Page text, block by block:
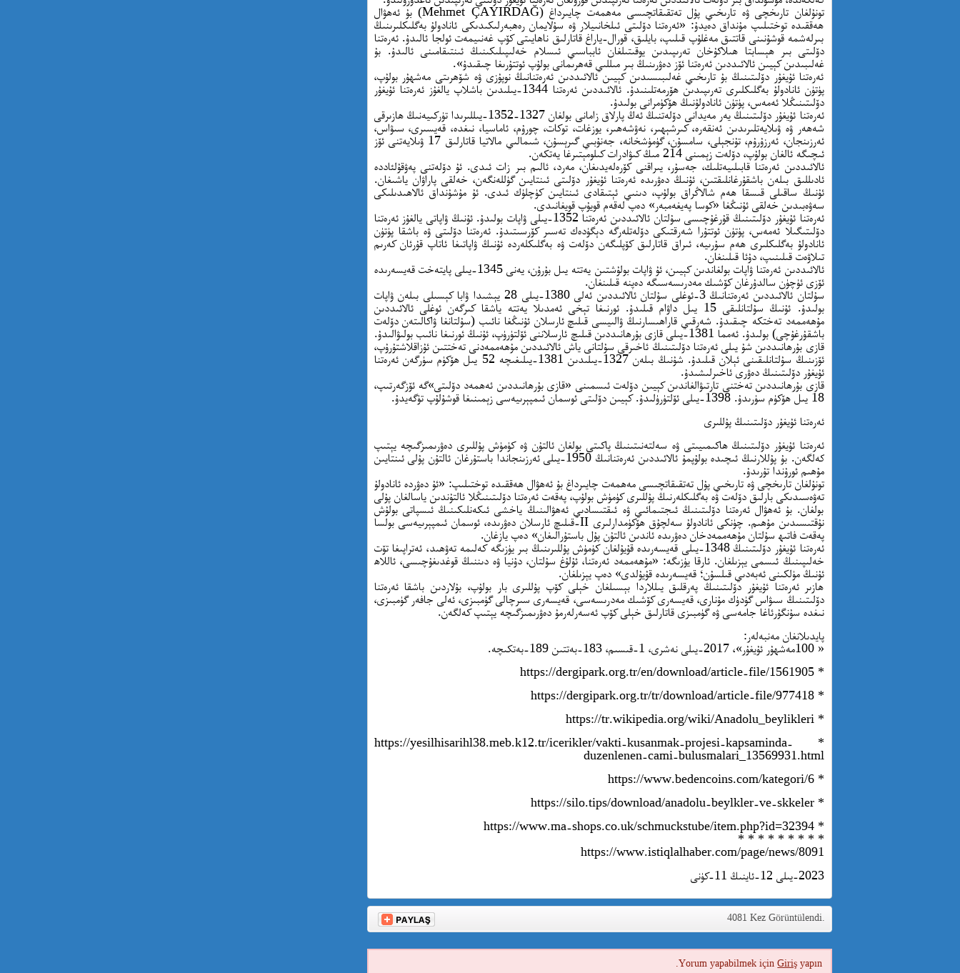
تونۇلغان تارىخچى ۋە تارىخىي پۇل تەتقىقاتچىسى مەھمەت چايىرداغ (Mehmet ÇAYIRDAĞ) بۇ ئەھۋال
ھەققىدە توختىلىپ مۇنداق دەيدۇ: «ئەرەتنا دۆلىتى ئىلخانىيلار ۋە سۇلايمان رەھبەرلىكىدىكى ئانادولۇ بەگلىكلىرىنىڭ
بىرلەشمە قوشۇنىنى قاتتىق مەغلۇپ قىلىپ، بايلىق، قورال-ياراغ قاتارلىق ناھايىتى كۆپ غەنىيمەت ئولجا ئالىدۇ. ئەرەتنا
دۆلىتى بىر ھېسابتا ھىلاكۇخان تەرىپىدىن يوقىتىلغان ئابباسىي ئىسلام خەلىپىلىكىنىڭ ئىنتىقامىنى ئالىدۇ. بۇ
غەلىبىدىن كېيىن ئالائىددىن ئەرەتنا ئۆز دەۋرىنىڭ بىر مىللىي قەھرىمانى بولۇپ ئوتتۇرىغا چىقىدۇ».
ئەرەتنا ئۇيغۇر دۆلىتىنىڭ بۇ تارىخىي غەلىبىسىدىن كېيىن ئالائىددىن ئەرەتنانىڭ نوپۇزى ۋە شۆھرىتى مەشھۇر بولۇپ،
پۈتۈن ئانادولۇ بەگلىكلىرى تەرىپىدىن ھۆرمەتلىنىدۇ. ئالائىددىن ئەرەتنا 1344-يىلىدىن باشلاپ يالغۇز ئەرەتنا ئۇيغۇر
دۆلىتىنىڭلا ئەمەس، پۈتۈن ئانادولۇنىڭ ھۆكۈمرانى بولىدۇ.
ئەرەتنا ئۇيغۇر دۆلىتىنىڭ يەر مەيدانى دۆلەتنىڭ ئەڭ پارلاق زامانى بولغان 1327-1352-يىللىرىدا تۈركىيەنىڭ ھازىرقى
شەھەر ۋە ۋىلايەتلىرىدىن ئەنقەرە، كىرشېھىر، نەۋشەھىر، يوزغات، توكات، چورۇم، ئاماسيا، نىغدە، قەيسىرى، سىۋاس،
ئەرزىنجان، ئەرزۇرۇم، تۇنجېلى، سامسۇن، گۈمۈشخانە، جەنۇبىي گىرېسۇن، شىمالىي مالاتيا قاتارلىق 17 ۋىلايەتنى ئۆز
ئىچىگە ئالغان بولۇپ، دۆلەت زېمىنى 214 مىڭ كىۋادرات كىلومېتىرغا يەتكەن.
ئالائىددىن ئەرەتنا قابىلىيەتلىك، جەسۇر، يىراقنى كۆرەلەيدىغان، مەرد، ئالىم بىر زات ئىدى. ئۇ دۆلەتنى پەۋقۇلئاددە
ئادىللىق بىلەن باشقۇرغانلىقتىن، ئۇنىڭ دەۋرىدە ئەرەتنا ئۇيغۇر دۆلىتى ئىنتايىن گۈللەنگەن، خەلقى پاراۋان ياشىغان.
ئۇنىڭ ساقىلى قىسقا ھەم شالاڭراق بولۇپ، دىنىي ئېتىقادى ئىنتايىن كۈچلۈك ئىدى. ئۇ مۇشۇنداق ئالاھىدىلىكى
سەۋەبىدىن خەلقى ئۇنىڭغا «كوسا پەيغەمبەر» دەپ لەقەم قويۇپ قويغانىدى.
ئەرەتنا ئۇيغۇر دۆلىتىنىڭ قۇرغۇچىسى سۇلتان ئالائىددىن ئەرەتنا 1352-يىلى ۋاپات بولىدۇ. ئۇنىڭ ۋاپاتى يالغۇز ئەرەتنا
دۆلىتىگىلا ئەمەس، پۈتۈن ئوتتۇرا شەرقتىكى دۆلەتلەرگە دېگۈدەك تەسىر كۆرسىتىدۇ. ئەرەتنا دۆلىتى ۋە باشقا پۈتۈن
ئانادولۇ بەگلىكلىرى ھەم سۇرىيە، ئىراق قاتارلىق كۆپلىگەن دۆلەت ۋە بەگلىكلەردە ئۇنىڭ ۋاپاتىغا ئاتاپ قۇرئان كەرىم
تىلاۋەت قىلىنىپ، دۇئا قىلىنغان.
ئالائىددىن ئەرەتنا ۋاپات بولغاندىن كېيىن، ئۇ ۋاپات بولۇشتىن يەتتە يىل بۇرۇن، يەنى 1345-يىلى پايتەخت قەيسەرىدە
ئۆزى ئۈچۈن سالدۇرغان كۆشىك مەدرىسەسىگە دەپنە قىلىنغان.
سۇلتان ئالائىددىن ئەرەتنانىڭ 3-ئوغلى سۇلتان ئالائىددىن ئەلى 1380-يىلى 28 يېشىدا ۋابا كېسىلى بىلەن ۋاپات
بولىدۇ. ئۇنىڭ سۇلتانلىقى 15 يىل داۋام قىلىدۇ. ئورنىغا تېخى ئەمدىلا يەتتە ياشقا كىرگەن ئوغلى ئالائىددىن
مۇھەممەد تەختكە چىقىدۇ. شەرقىي قاراھىسارنىڭ ۋالىيسى قىلىچ ئارسلان ئۇنىڭغا نائىب (سۇلتانغا ۋاكالىتەن دۆلەت
باشقۇرغۇچى) بولىدۇ. ئەمما 1381-يىلى قازى بۇرھانىددىن قىلىچ ئارسلاننى ئۆلتۈرۈپ، ئۇنىڭ ئورنىغا نائىب بولىۋالىدۇ.
قازى بۇرھانىددىن شۇ يىلى ئەرەتنا دۆلىتىنىڭ ئاخىرقى سۇلتانى ياش ئالائىددىن مۇھەممەدنى تەختتىن ئۇزاقلاشتۇرۇپ،
ئۆزىنىڭ سۇلتانلىقىنى ئېلان قىلىدۇ. شۇنىڭ بىلەن 1327-يىلىدىن 1381-يىلىغىچە 52 يىل ھۆكۈم سۈرگەن ئەرەتنا
ئۇيغۇر دۆلىتىنىڭ دەۋرى ئاخىرلىشىدۇ.
قازى بۇرھانىددىن تەختنى تارتىۋالغاندىن كېيىن دۆلەت ئىسمىنى «قازى بۇرھانىددىن ئەھمەد دۆلىتى»گە ئۆزگەرتىپ،
18 يىل ھۆكۈم سۈرىدۇ. 1398-يىلى ئۆلتۈرۈلىدۇ. كېيىن دۆلىتى ئوسمان ئىمپېرىيەسى زېمىنىغا قوشۇلۇپ تۈگەيدۇ.
ئەرەتنا ئۇيغۇر دۆلىتىنىڭ پۇللىرى
ئەرەتنا ئۇيغۇر دۆلىتىنىڭ ھاكىمىيىتى ۋە سەلتەنىتىنىڭ پاكىتى بولغان ئالتۇن ۋە كۈمۈش پۇللىرى دەۋرىمىزگىچە يېتىپ
كەلگەن. بۇ پۇللارنىڭ ئىچىدە بولۇپمۇ ئالائىددىن ئەرەتنانىڭ 1950-يىلى ئەرزىنجاندا باستۇرغان ئالتۇن پۇلى ئىنتايىن
مۇھىم ئورۇندا تۇرىدۇ.
تونۇلغان تارىخچى ۋە تارىخىي پۇل تەتقىقاتچىسى مەھمەت چايىرداغ بۇ ئەھۋال ھەققىدە توختىلىپ: «ئۇ دەۋردە ئانادولۇ
تەۋەسىدىكى بارلىق دۆلەت ۋە بەگلىكلەرنىڭ پۇللىرى كۈمۈش بولۇپ، پەقەت ئەرەتنا دۆلىتىنىڭلا ئالتۇندىن ياسالغان پۇلى
بولغان. بۇ ئەھۋال ئەرەتنا دۆلىتىنىڭ ئىجتىمائىي ۋە ئىقتىسادىي ئەھۋالىنىڭ ياخشى ئىكەنلىكىنىڭ ئىسپاتى بولۇش
نۇقتىسىدىن مۇھىم. چۈنكى ئانادولۇ سەلچۇق ھۆكۈمدارلىرى II-قىلىچ ئارسلان دەۋرىدە، ئوسمان ئىمپېرىيەسى بولسا
پەقەت فاتىھ سۇلتان مۇھەممەدخان دەۋرىدە ئاندىن ئالتۇن پۇل باستۇرالىغان» دەپ يازغان.
ئەرەتنا ئۇيغۇر دۆلىتىنىڭ 1348-يىلى قەيسەرىدە قۇيۇلغان كۈمۈش پۇللىرىنىڭ بىر يۈزىگە كەلىمە تەۋھىد، ئەتراپىغا تۆت
خەلىپىنىڭ ئىسمى يېزىلغان. ئارقا يۈزىگە: «مۇھەممەد ئەرەتنا، ئۇلۇغ سۇلتان، دۇنيا ۋە دىننىڭ قوغدىغۇچىسى، ئاللاھ
ئۇنىڭ مۈلكىنى ئەبەدىي قىلسۇن؛ قەيسەرىدە قۇيۇلدى» دەپ يېزىلغان.
ھازىر ئەرەتنا ئۇيغۇر دۆلىتىنىڭ پەرقلىق يىللاردا بېسىلغان خېلى كۆپ پۇللىرى بار بولۇپ، بۇلاردىن باشقا ئەرەتنا
دۆلىتىنىڭ سىۋاس گۈدۈك مۇنارى، قەيسەرى كۆشىك مەدرىسەسى، قەيسەرى سىرچالى گۈمبىزى، ئەلى جافەر گۈمبىزى،
نىغدە سۇنگۇرئاغا جامەسى ۋە گۈمبىزى قاتارلىق خېلى كۆپ ئەسەرلەرمۇ دەۋرىمىزگىچە يېتىپ كەلگەن.
پايدىلانغان مەنبەلەر:
« 100مەشھۇر ئۇيغۇر»، 2017-يىلى نەشرى، 1-قىسىم، 183-بەتتىن 189-بەتكىچە.
* https://dergipark.org.tr/en/download/article-file/1561905
* https://dergipark.org.tr/tr/download/article-file/977418
* https://tr.wikipedia.org/wiki/Anadolu_beylikleri
* https://yesilhisarihl38.meb.k12.tr/icerikler/vakti-kusanmak-projesi-kapsaminda-
duzenlenen-cami-bulusmalari_13569931.html
* https://www.bedencoins.com/kategori/6
* https://silo.tips/download/anadolu-beylkler-ve-skkeler
* https://www.ma-shops.co.uk/schmuckstube/item.php?id=32394
* * * * * * * * *
https://www.istiqlalhaber.com/page/news/8091
2023-يىلى 12-ئاينىڭ 11-كۈنى
4081 Kez Görüntülendi.
Yorum yapabilmek içinGiriş yapın.